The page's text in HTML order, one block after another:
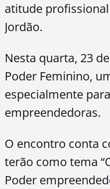
atitude
Jordão.
Nesta quarta, 23
Poder Feminino,
especialmente
empreendedoras.
O encontro conta
terão como tema
Poder